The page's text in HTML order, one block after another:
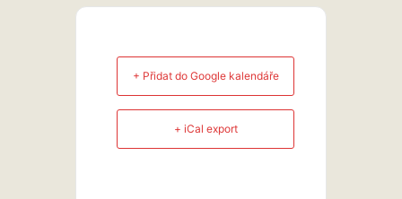
+ Přidat do Google kalendáře
+ iCal export